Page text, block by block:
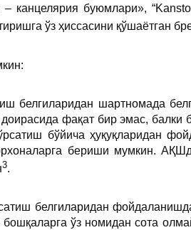
канцелярия буюмлари»,
ўз ҳиссасини қўшаётган
белгиларидан шартномада
фақат бир эмас, балки
бўйича ҳуқуқларидан
бериши мумкин.
3.
белгиларидан
ўз номидан сота